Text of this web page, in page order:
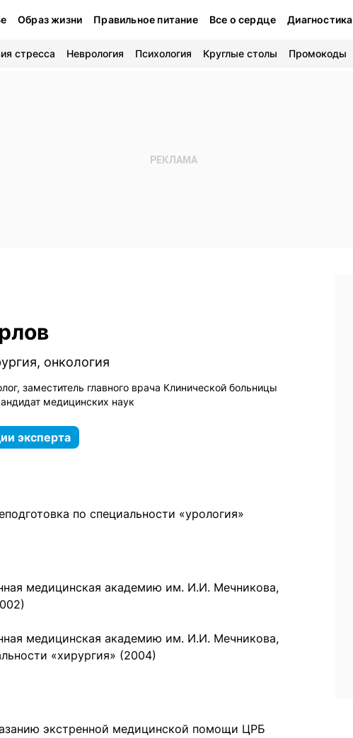
Образ жизни Правильное питание Все о сердце Диагностика
стресса Неврология Психология Круглые столы Промокоды
онкология
заместитель главного врача Клинической больницы
медицинских наук
эксперта
по специальности «урология»
медицинская академию им. И.И. Мечникова,
медицинская академию им. И.И. Мечникова,
«хирургия» (2004)
экстренной медицинской помощи ЦРБ